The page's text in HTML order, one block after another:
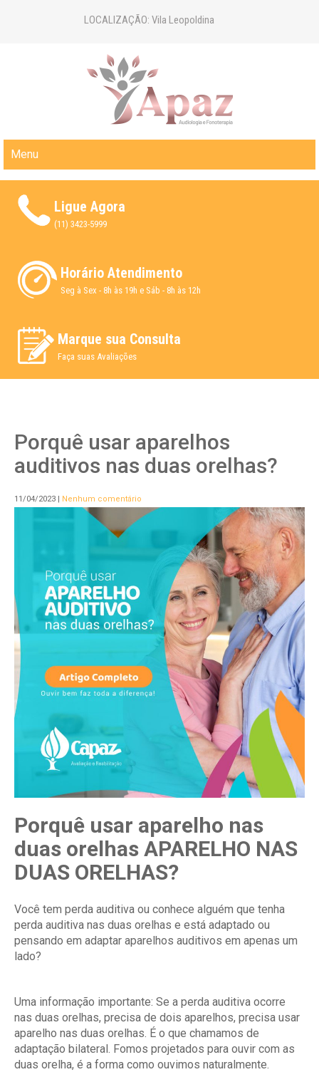
LOCALIZAÇÃO: Vila Leopoldina
CLÍNICA APAZ | AUDIOLOGIA E
Menu
Ligue Agora
(11) 3423-5999
Horário Atendimento
Seg à Sex - 8h às 19h e Sáb - 8h às 12h
Marque sua Consulta
Faça suas Avaliações
Porquê usar aparelhos
auditivos nas duas orelhas?
11/04/2023 | Nenhum comentário
Porquê usar aparelho nas
duas orelhas APARELHO NAS
DUAS ORELHAS?
Você tem perda auditiva ou conhece alguém que tenha
perda auditiva nas duas orelhas e está adaptado ou
pensando em adaptar aparelhos auditivos em apenas um
lado?
Uma informação importante: Se a perda auditiva ocorre
nas duas orelhas, precisa de dois aparelhos, precisa usar
aparelho nas duas orelhas. É o que chamamos de
adaptação bilateral. Fomos projetados para ouvir com as
duas orelha, é a forma como ouvimos naturalmente.